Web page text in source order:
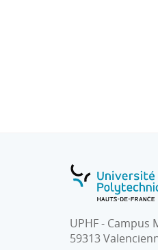
UPHF - Campus
59313